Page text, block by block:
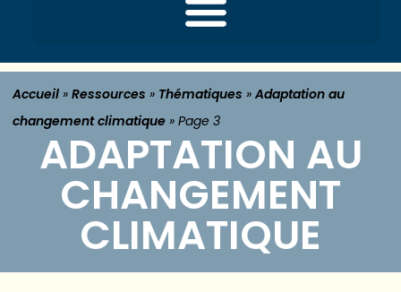
Accueil »Ressources » Thématiques »Adaptation au
changement climatique »Page 3
ADAPTATION AU
CHANGEMENT
CLIMATIQUE